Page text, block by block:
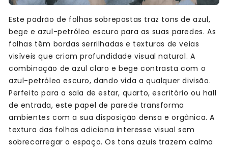
Este padrão de folhas sobrepostas traz tons de azul,
bege e azul-petróleo escuro para as suas paredes. As
folhas têm bordas serrilhadas e texturas de veias
visíveis que criam profundidade visual natural. A
combinação de azul claro e bege contrasta com o
azul-petróleo escuro, dando vida a qualquer divisão.
Perfeito para a sala de estar, quarto, escritório ou hall
de entrada, este papel de parede transforma
ambientes com a sua disposição densa e orgânica. A
textura das folhas adiciona interesse visual sem
sobrecarregar o espaço. Os tons azuis trazem calma